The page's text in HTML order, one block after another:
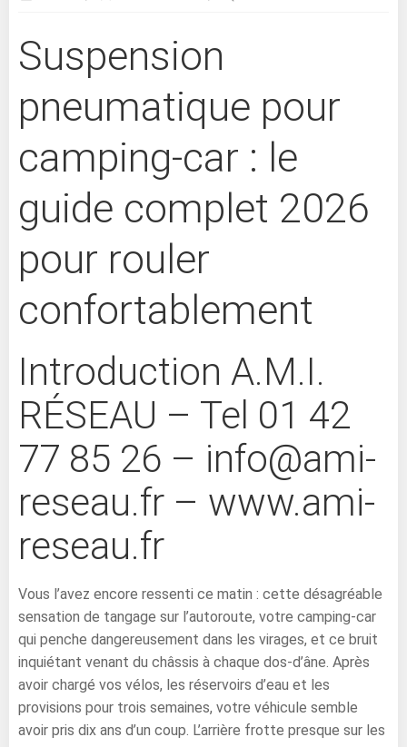
Suspension
pneumatique pour
camping-car : le
guide complet 2026
pour rouler
confortablement
Introduction A.M.I.
RÉSEAU – Tel 01 42
77 85 26 – info@ami-
reseau.fr – www.ami-
reseau.fr
Vous l’avez encore ressenti ce matin : cette désagréable
sensation de tangage sur l’autoroute, votre camping-car
qui penche dangereusement dans les virages, et ce bruit
inquiétant venant du châssis à chaque dos-d’âne. Après
avoir chargé vos vélos, les réservoirs d’eau et les
provisions pour trois semaines, votre véhicule semble
avoir pris dix ans d’un coup. L’arrière frotte presque sur les